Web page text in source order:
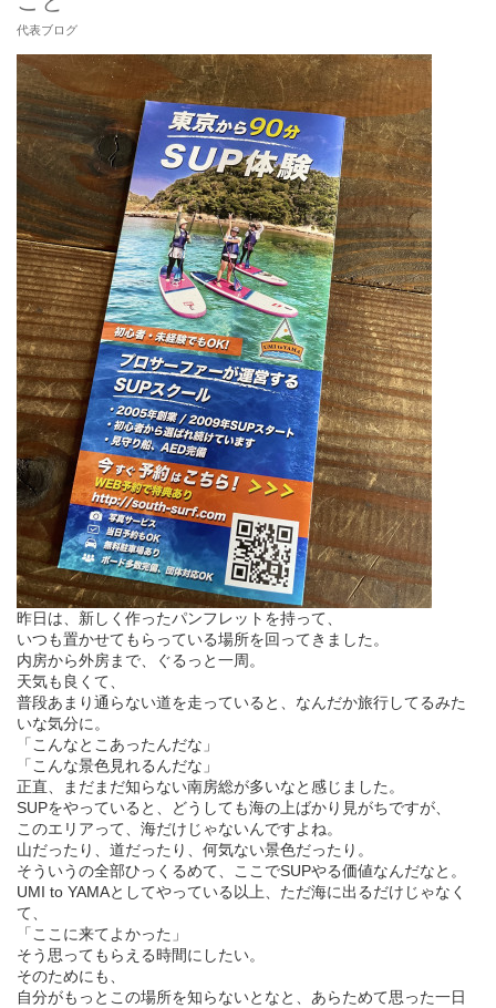
代表ブログ
昨日は、新しく作ったパンフレットを持って、
いつも置かせてもらっている場所を回ってきました。
内房から外房まで、ぐるっと一周。
天気も良くて、
普段あまり通らない道を走っていると、なんだか旅行してるみた
いな気分に。
「こんなとこあったんだな」
「こんな景色見れるんだな」
正直、まだまだ知らない南房総が多いなと感じました。
SUPをやっていると、どうしても海の上ばかり見がちですが、
このエリアって、海だけじゃないんですよね。
山だったり、道だったり、何気ない景色だったり。
そういうの全部ひっくるめて、ここでSUPやる価値なんだなと。
UMI to YAMAとしてやっている以上、ただ海に出るだけじゃなく
て、
「ここに来てよかった」
そう思ってもらえる時間にしたい。
そのためにも、
自分がもっとこの場所を知らないとなと、あらためて思った一日